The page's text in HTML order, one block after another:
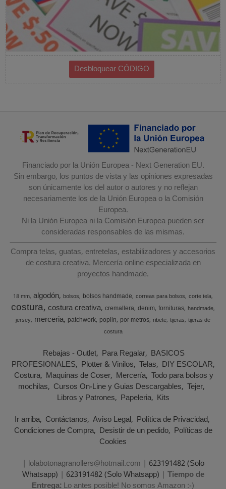
Financiado por la Unión Europea - Next Generation EU.
Sin embargo, los puntos de vista y las opiniones expresadas
son únicamente los del autor o autores y no reflejan
necesariamente los de la Unión Europea o la Comisión
Europea.
Ni la Unión Europea ni la Comisión Europea pueden ser
consideradas responsables de las mismas.
Compra telas, guatas, entretelas, estabilizadores y accesorios
de costura creativa. Mercería online especializada en
proyectos handmade.
18 mm algodón bolsos bolsos handmade correas para bolsos corte tela
costura costura creativa cremallera denim fornituras handmade
jersey merceria patchwork poplin por metros ribete tijeras tijeras de
costura
Rebajas - Outlet Para Regalar BASICOS
PROFESIONALES Plotter & Vinilos Telas DIY ESCOLAR
Costura Maquinas de Coser Mercería Todo para bolsos y
mochilas Cursos On-Line y Guias Descargables Tejer
Libros y Patrones Papeleria Kits
Ir arriba Contáctanos Aviso Legal Política de Privacidad
Condiciones de Compra Desistir de un pedido Políticas de
Cookies
| lolabotonagranollers@hotmail.com | 623191482 (Solo
Whatsapp) | 623191482 (Solo Whatsapp) | Tiempo de
Entrega:Lo antes posible! No somos Amazon :-)